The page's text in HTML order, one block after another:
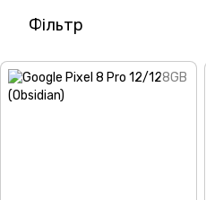
Фільтр